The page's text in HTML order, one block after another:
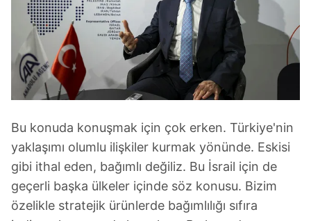
Bu konuda konuşmak için çok erken. Türkiye'nin
yaklaşımı olumlu ilişkiler kurmak yönünde. Eskisi
gibi ithal eden, bağımlı değiliz. Bu İsrail için de
geçerli başka ülkeler içinde söz konusu. Bizim
özelikle stratejik ürünlerde bağımlılığı sıfıra